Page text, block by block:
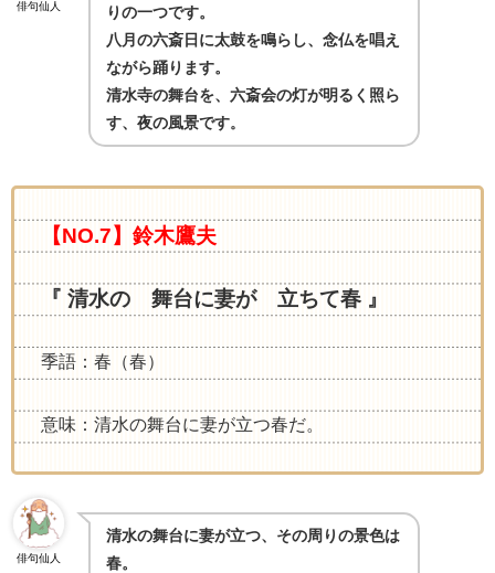
俳句仙人
りの一つです。
八月の六斎日に太鼓を鳴らし、念仏を唱え
ながら踊ります。
清水寺の舞台を、六斎会の灯が明るく照ら
す、夜の風景です
【NO.7】鈴木鷹夫
『 清水の 舞台に妻が 立ちて春 』
季語：春（春）
意味：清水の舞台に妻が立つ春だ。
俳句仙人
清水の舞台に妻が立つ、その周りの景色は
春。